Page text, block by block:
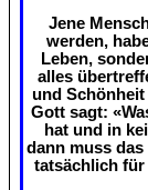
Jene
werden,
Leben,
alles
und
Gott sagt:
hat und in
dann muss
tatsächlich für